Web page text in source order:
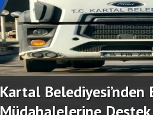
Kartal'da Ritimin Dansı